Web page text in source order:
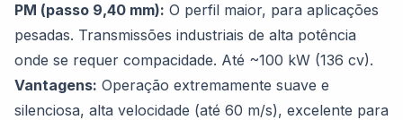
PM (passo 9,40 mm): O perfil maior, para aplicações
pesadas. Transmissões industriais de alta potência
onde se requer compacidade. Até ~100 kW (136 cv).
Vantagens: Operação extremamente suave e
silenciosa, alta velocidade (até 60 m/s), excelente para